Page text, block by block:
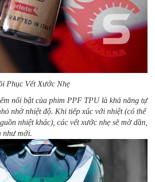
Phục Vết Xước Nhẹ
nổi bật của phim PPF TPU là khả năng tự
nhờ nhiệt độ. Khi tiếp xúc với nhiệt (có thể
nhiệt khác), các vết xước nhẹ sẽ mờ dần,
như mới.